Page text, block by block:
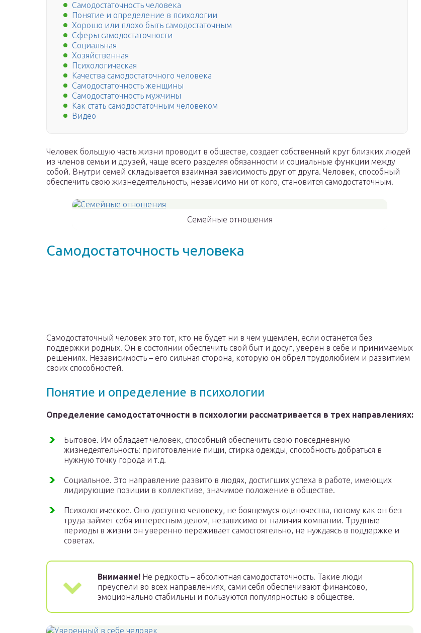
Самодостаточность человека
Понятие и определение в психологии
Хорошо или плохо быть самодостаточным
Сферы самодостаточности
Социальная
Хозяйственная
Психологическая
Качества самодостаточного человека
Самодостаточность женщины
Самодостаточность мужчины
Как стать самодостаточным человеком
Видео
Человек большую часть жизни проводит в обществе, создает собственный круг близких людей
из членов семьи и друзей, чаще всего разделяя обязанности и социальные функции между
собой. Внутри семей складывается взаимная зависимость друг от друга. Человек, способный
обеспечить свою жизнедеятельность, независимо ни от кого, становится самодостаточным.
Семейные отношения
Самодостаточность человека
Самодостаточный человек это тот, кто не будет ни в чем ущемлен, если останется без
поддержки родных. Он в состоянии обеспечить свой быт и досуг, уверен в себе и принимаемых
решениях. Независимость – его сильная сторона, которую он обрел трудолюбием и развитием
своих способностей.
Понятие и определение в психологии
Определение самодостаточности в психологии рассматривается в трех направлениях:
Бытовое. Им обладает человек, способный обеспечить свою повседневную
жизнедеятельность: приготовление пищи, стирка одежды, способность добраться в
нужную точку города и т.д.
Социальное. Это направление развито в людях, достигших успеха в работе, имеющих
лидирующие позиции в коллективе, значимое положение в обществе.
Психологическое. Оно доступно человеку, не боящемуся одиночества, потому как он без
труда займет себя интересным делом, независимо от наличия компании. Трудные
периоды в жизни он уверенно переживает самостоятельно, не нуждаясь в поддержке и
советах.
Внимание! Не редкость – абсолютная самодостаточность. Такие люди
преуспели во всех направлениях, сами себя обеспечивают финансово,
эмоционально стабильны и пользуются популярностью в обществе.